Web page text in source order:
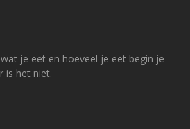
je eet en hoeveel je eet begin je
is het niet.